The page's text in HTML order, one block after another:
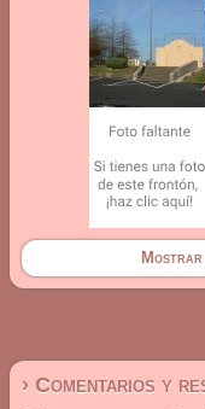
Mostrar
› Comentarios y